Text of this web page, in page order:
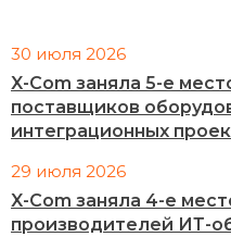
30 июля 2026
X-Com заняла 5-е
поставщиков
интеграционных
29 июля 2026
X-Com заняла 4-е
производителей ИТ-